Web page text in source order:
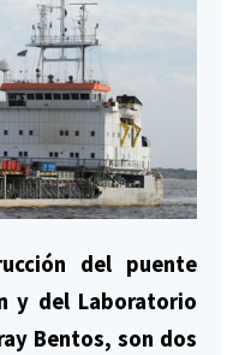
del puente
y del Laboratorio
Bentos, son dos